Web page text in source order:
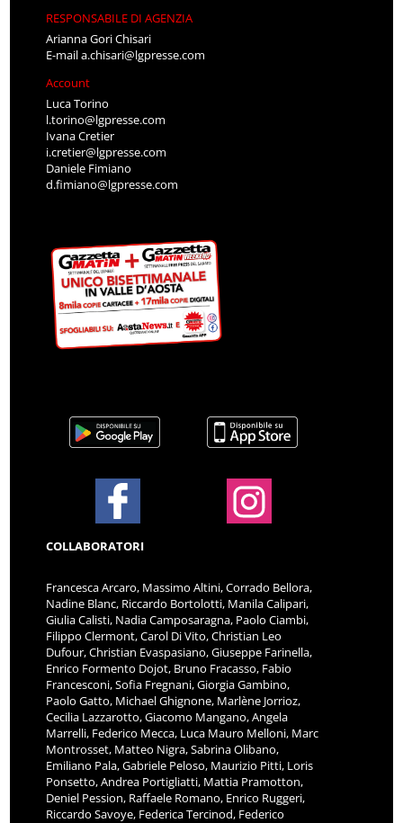
RESPONSABILE DI AGENZIA
Arianna Gori Chisari
E-maila.chisari@lgpresse.com
Account
Luca Torino
l.torino@lgpresse.com
Ivana Cretier
i.cretier@lgpresse.com
Daniele Fimiano
d.fimiano@lgpresse.com
COLLABORATORI
Francesca Arcaro, Massimo Altini, Corrado Bellora,
Nadine Blanc, Riccardo Bortolotti, Manila Calipari,
Giulia Calisti, Nadia Camposaragna, Paolo Ciambi,
Filippo Clermont, Carol Di Vito, Christian Leo
Dufour, Christian Evaspasiano, Giuseppe Farinella,
Enrico Formento Dojot, Bruno Fracasso, Fabio
Francesconi, Sofia Fregnani, Giorgia Gambino,
Paolo Gatto, Michael Ghignone, Marlène Jorrioz,
Cecilia Lazzarotto, Giacomo Mangano, Angela
Marrelli, Federico Mecca, Luca Mauro Melloni, Marc
Montrosset, Matteo Nigra, Sabrina Olibano,
Emiliano Pala, Gabriele Peloso, Maurizio Pitti, Loris
Ponsetto, Andrea Portigliatti, Mattia Pramotton,
Deniel Pession, Raffaele Romano, Enrico Ruggeri,
Riccardo Savoye, Federica Tercinod, Federico